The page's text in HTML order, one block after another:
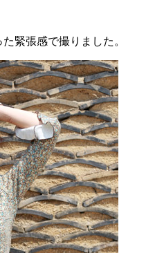
緊張感で撮りました。